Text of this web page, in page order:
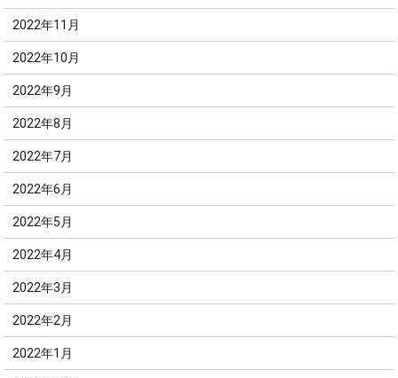
2022年11月
2022年10月
2022年9月
2022年8月
2022年7月
2022年6月
2022年5月
2022年4月
2022年3月
2022年2月
2022年1月